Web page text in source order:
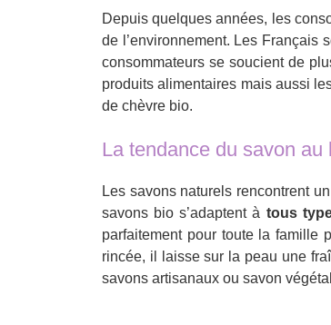
Depuis quelques années, les
de l’environnement. Les Français
consommateurs se soucient de
produits alimentaires mais aussi
de chèvre bio.
La tendance du savon au
Les savons naturels rencontrent
savons bio s’adaptent à tous
parfaitement pour toute la famille
rincée, il laisse sur la peau une
savons artisanaux ou savon